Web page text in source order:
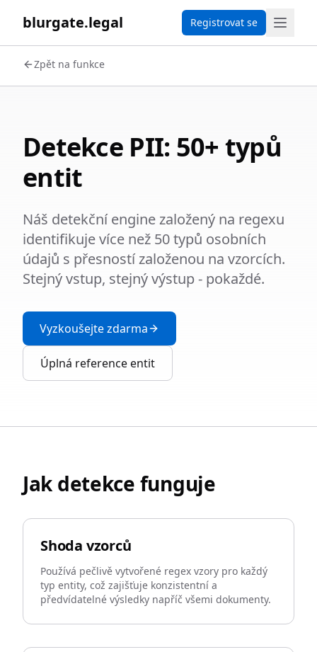
blurgate.legal Registrovat se
Zpět na funkce
Detekce PII: 50+ typů
entit
Náš detekční engine založený na regexu
identifikuje více než 50 typů osobních
údajů s přesností založenou na vzorcích.
Stejný vstup, stejný výstup - pokaždé.
Vyzkoušejte zdarma
Úplná reference entit
Jak detekce funguje
Shoda vzorců
Používá pečlivě vytvořené regex vzory pro každý
typ entity, což zajišťuje konzistentní a
předvídatelné výsledky napříč všemi dokumenty.